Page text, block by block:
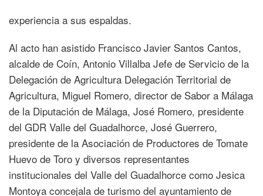
experiencia a sus espaldas.
Al acto han asistido Francisco Javier Santos Cantos,
alcalde de Coín, Antonio Villalba Jefe de Servicio de la
Delegación de Agricultura Delegación Territorial de
Agricultura, Miguel Romero, director de Sabor a Málaga
de la Diputación de Málaga, José Romero, presidente
del GDR Valle del Guadalhorce, José Guerrero,
presidente de la Asociación de Productores de Tomate
Huevo de Toro y diversos representantes
institucionales del Valle del Guadalhorce como Jesica
Montoya concejala de turismo del ayuntamiento de